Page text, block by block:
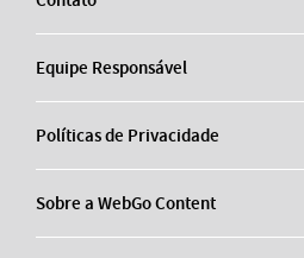
Equipe Responsável
Políticas de Privacidade
Sobre a WebGo Content